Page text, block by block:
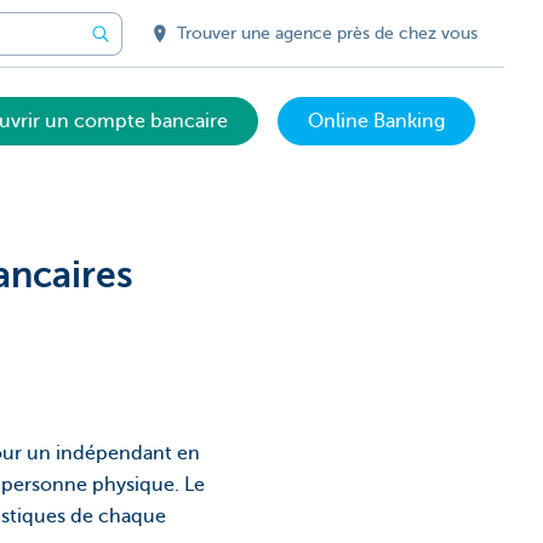
Trouver une agence près de chez vous
un compte bancaire Online Banking
un indépendant en
physique. Le
de chaque